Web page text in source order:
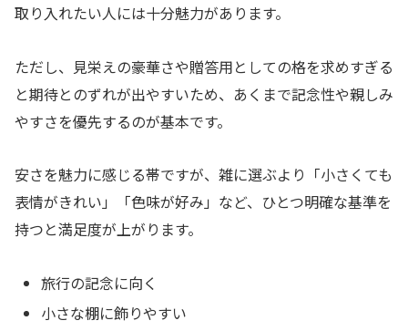
取り入れたい人には十分魅力があります。
ただし、見栄えの豪華さや贈答用としての格を求めすぎる
と期待とのずれが出やすいため、あくまで記念性や親しみ
やすさを優先するのが基本です。
安さを魅力に感じる帯ですが、雑に選ぶより「小さくても
表情がきれい」「色味が好み」など、ひとつ明確な基準を
持つと満足度が上がります。
旅行の記念に向く
小さな棚に飾りやすい